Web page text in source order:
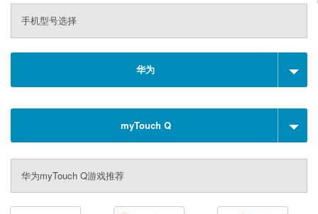
手机型号选择
华为
myTouch Q
华为myTouch Q游戏推荐